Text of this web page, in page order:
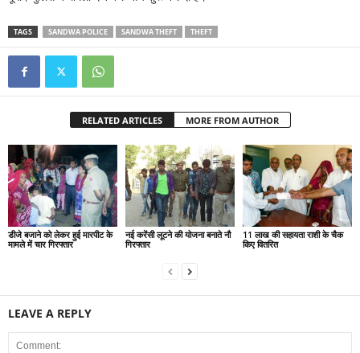
TAGS SANDWA POLICE SANDWA THEFT THEFT
RELATED ARTICLES MORE FROM AUTHOR
डीजे बजाने को लेकर हुई मारपीट के
मामले में चार गिरफ्तार
नई करेंसी लूटने की योजना बनाते नौ
गिरफ्तार
11 लाख की सहायता राशी के चैक
किए वितरित
LEAVE A REPLY